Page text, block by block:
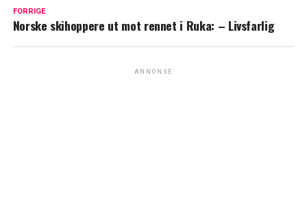
FORRIGE
Norske skihoppere ut mot rennet i Ruka: – Livsfarlig
ANNONSE